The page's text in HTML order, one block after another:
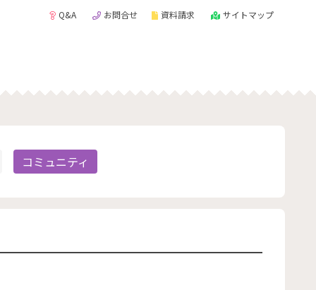
Q&A お問合せ 資料請求 サイトマップ
コミュニティ